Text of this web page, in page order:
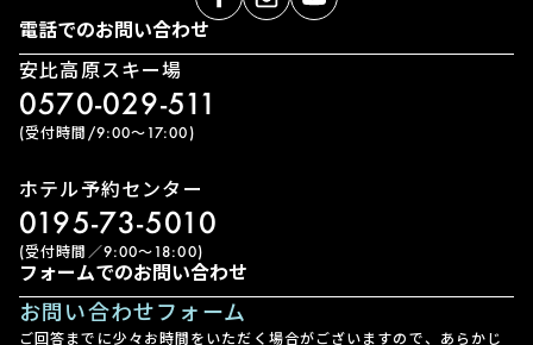
電話でのお問い合わせ
安比高原スキー場
0570-029-511
(受付時間/9:00〜17:00)
ホテル予約センター
0195-73-5010
(受付時間／9:00〜18:00)
フォームでのお問い合わせ
お問い合わせフォーム
ご回答までに少々お時間をいただく場合がございますので、あらかじ